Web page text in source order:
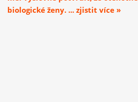
biologické ženy. ... zjistit více »